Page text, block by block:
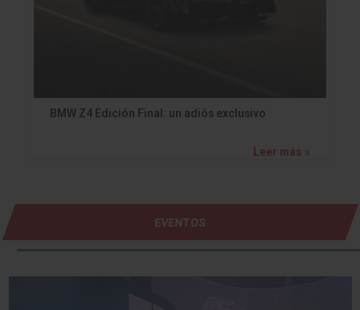
BMW Z4 Edición Final: un adiós exclusivo
Leer más »
EVENTOS